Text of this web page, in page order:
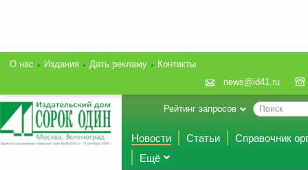
О нас Издания Дать рекламу
Контакты
news@id41.ru
Рейтинг запросов
Новости Статьи
Справочник
Ещё